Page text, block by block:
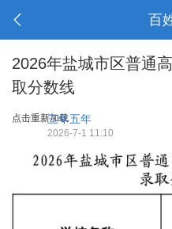
百
2026年盐城市区普通
取分数线
点击重新加载三年五年
2026-7-1 11:10